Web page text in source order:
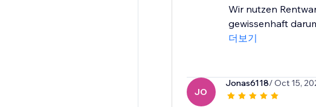
Wir nutzen
gewissenhaft
더보기
JO
Jonas6118/ Oct 15,